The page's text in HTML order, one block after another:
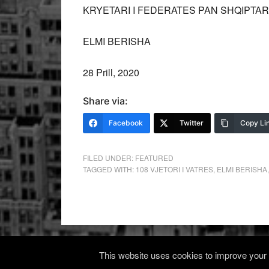
KRYETARI I FEDERATES PAN
ELMI BERISHA
28 Prill, 2020
Share via:
Facebook Twitter Copy
FILED UNDER: FEATURED
TAGGED WITH: 108 VJETORI I VATRES ELMI BERISHA
This website uses cookies to improve